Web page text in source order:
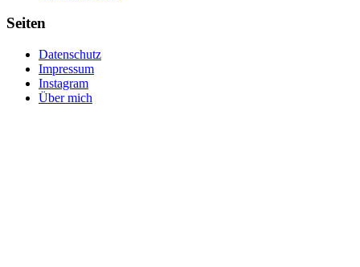
Seiten
Datenschutz
Impressum
Instagram
Über mich